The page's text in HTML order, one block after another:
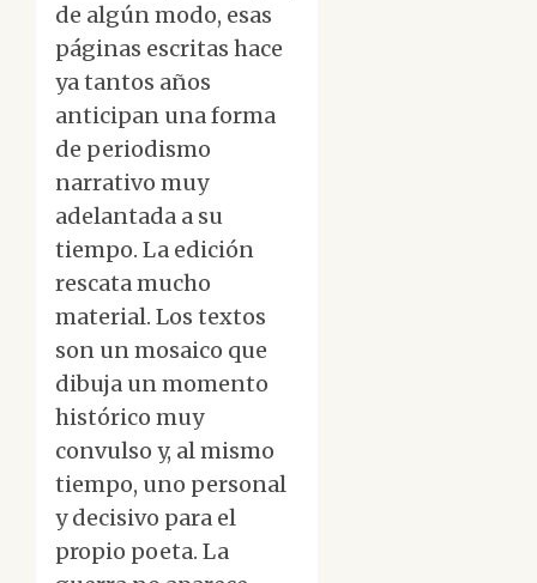
de algún modo, esas
páginas escritas hace
ya tantos años
anticipan una forma
de periodismo
narrativo muy
adelantada a su
tiempo. La edición
rescata mucho
material. Los textos
son un mosaico que
dibuja un momento
histórico muy
convulso y, al mismo
tiempo, uno personal
y decisivo para el
propio poeta. La